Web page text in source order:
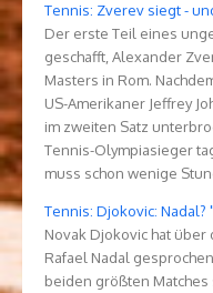
Tennis: Zverev siegt -
Der erste Teil eines
geschafft, Alexander
Masters in Rom.
US-Amerikaner Jeffrey
im zweiten Satz
Tennis-Olympiasieger
muss schon wenige
Tennis: Djokovic:
Novak Djokovic hat
Rafael Nadal
beiden größten Matches